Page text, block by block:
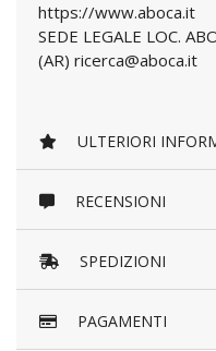
https://www.aboca.it
SEDE LEGALE LOC.
(AR) ricerca@aboca.it
ULTERIORI
RECENSIONI
SPEDIZIONI
PAGAMENTI